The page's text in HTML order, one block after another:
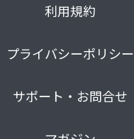
利用規約
プライバシーポリシー
サポート・お問合せ